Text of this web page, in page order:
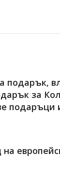
подарък,
за
подаръци